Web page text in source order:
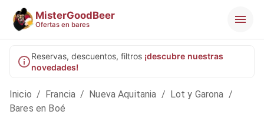
MisterGoodBeer
Ofertas en bares
Reservas, descuentos, filtros ¡descubre nuestras
novedades!
Inicio / Francia / Nueva Aquitania / Lot y Garona /
Bares en Boé